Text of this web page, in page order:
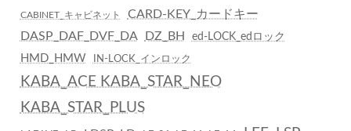
CABINET_キャビネット
CARD-KEY_カードキー
DASP_DAF_DVF_DA
DZ_BH ed-LOCK_edロック
HMD_HMW IN-LOCK_インロック
KABA_ACE KABA_STAR_NEO
KABA_STAR_PLUS